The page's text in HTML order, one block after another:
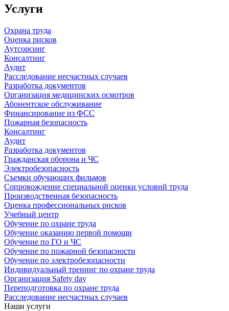
Услуги
Охрана труда
Оценка рисков
Аутсорсинг
Консалтинг
Аудит
Расследование несчастных случаев
Разработка документов
Организация медицинских осмотров
Абонентское обслуживание
Финансирование из ФСС
Пожарная безопасность
Консалтинг
Аудит
Разработка документов
Гражданская оборона и ЧС
Электробезопасность
Съемки обучающих фильмов
Сопровождение специальной оценки условий труда
Производственная безопасность
Оценка профессиональных рисков
Учебный центр
Обучение по охране труда
Обучение оказанию первой помощи
Обучение по ГО и ЧС
Обучение по пожарной безопасности
Обучение по электробезопасности
Индивидуальный тренинг по охране труда
Организация Safety day
Переподготовка по охране труда
Расследование несчастных случаев
Наши услуги